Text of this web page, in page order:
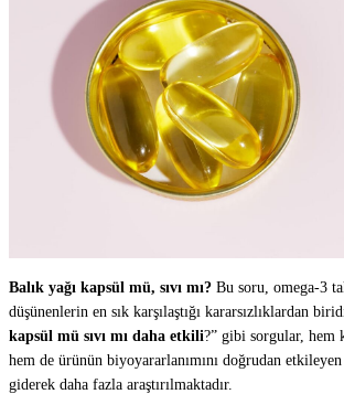
Balık yağı kapsül mü, sıvı mı? Bu soru, omega-3
düşünenlerin en sık karşılaştığı kararsızlıklardan
kapsül mü sıvı mı daha etkili?” gibi sorgular, hem
hem de ürünün biyoyararlanımını doğrudan
giderek daha fazla araştırılmaktadır.